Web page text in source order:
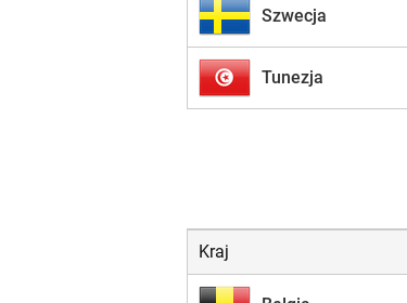
Szwecja
Tunezja
Kraj